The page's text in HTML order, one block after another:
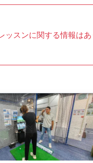
ッスンに関する情報はあ